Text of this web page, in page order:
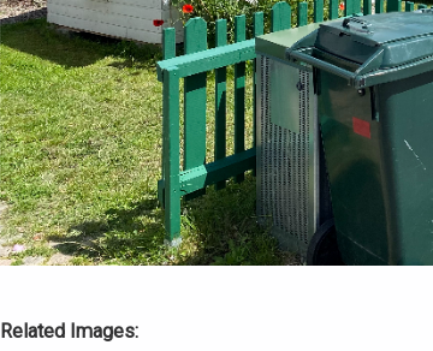
Related Images: